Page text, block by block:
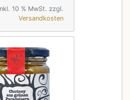
10 % MwSt. zzgl.
Versandkosten